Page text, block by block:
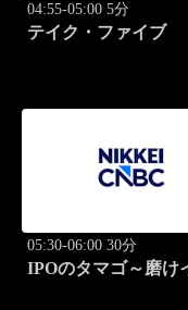
04:55-05:00 5分
テイク・ファイブ
05:30-06:00 30分
IPOのタマゴ～磨け